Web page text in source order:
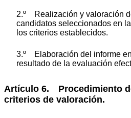
2.º Realización y valoración
candidatos seleccionados en
los criterios establecidos.
3.º Elaboración del informe
resultado de la evaluación
Artículo 6. Procedimiento
criterios de valoración.